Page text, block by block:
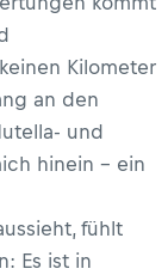
Kilometer
an den
und
hinein – ein
fühlt
Es ist in